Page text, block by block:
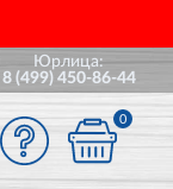
Юрлица:
8 (499) 450-86-44
0